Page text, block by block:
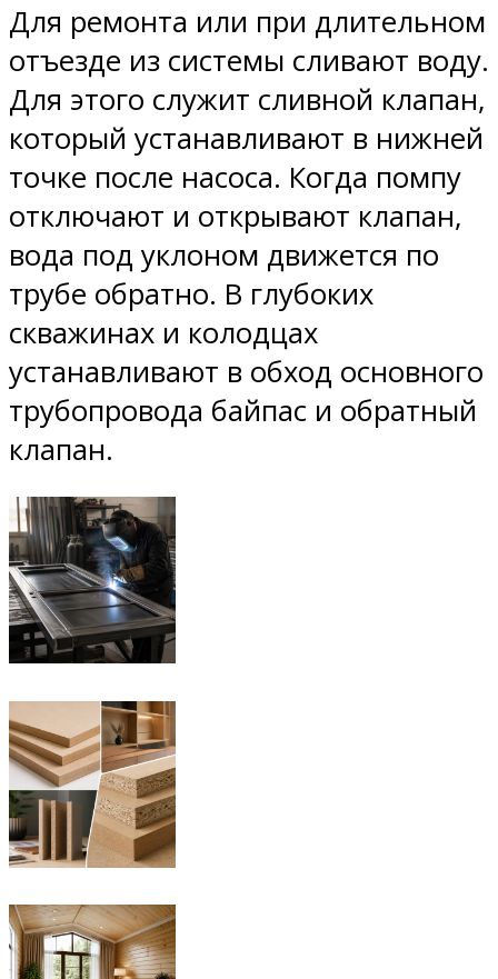
Для ремонта или при длительном
отъезде из системы сливают воду.
Для этого служит сливной клапан,
который устанавливают в нижней
точке после насоса. Когда помпу
отключают и открывают клапан,
вода под уклоном движется по
трубе обратно. В глубоких
скважинах и колодцах
устанавливают в обход основного
трубопровода байпас и обратный
клапан.